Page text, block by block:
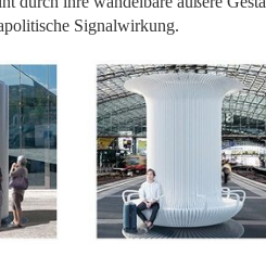
Signalwirkung.